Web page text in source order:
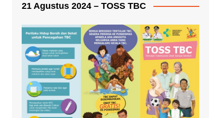
21 Agustus 2024 – TOSS TBC